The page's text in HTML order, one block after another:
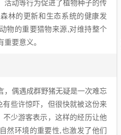
活动等行为促进了植物种子的传
林的更新和生态系统的健康发
物的重要猎物来源,对维持整个
要意义。
，偶遇成群野猪无疑是一次难忘
有些许惊吓，但很快就被这份来
不少游客表示，这样的经历让他
然环境的重要性,也激发了他们